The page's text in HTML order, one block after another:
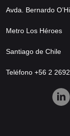
Avda. Bernardo
Metro Los Héroes
Santiago de Chile
Teléfono +56 2